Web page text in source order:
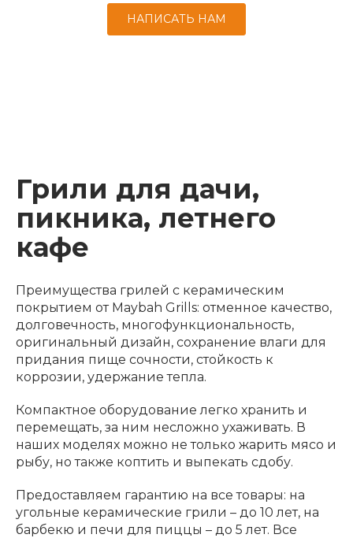
НАПИСАТЬ НАМ
Грили для дачи,
пикника, летнего
кафе
Преимущества грилей с керамическим
покрытием от Maybah Grills: отменное качество,
долговечность, многофункциональность,
оригинальный дизайн, сохранение влаги для
придания пище сочности, стойкость к
коррозии, удержание тепла.
Компактное оборудование легко хранить и
перемещать, за ним несложно ухаживать. В
наших моделях можно не только жарить мясо и
рыбу, но также коптить и выпекать сдобу.
Предоставляем гарантию на все товары: на
угольные керамические грили – до 10 лет, на
барбекю и печи для пиццы – до 5 лет. Все